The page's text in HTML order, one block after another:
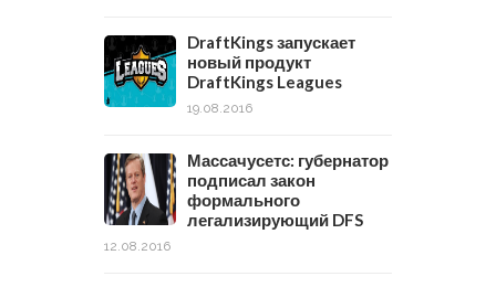
DraftKings запускает
новый продукт
DraftKings Leagues
19.08.2016
Массачусетс: губернатор
подписал закон
формального
легализирующий DFS
12.08.2016